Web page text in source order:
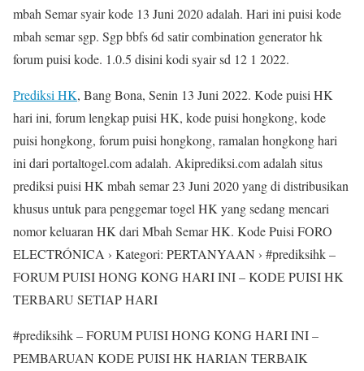
mbah Semar syair kode 13 Juni 2020 adalah. Hari ini puisi kode
mbah semar sgp. Sgp bbfs 6d satir combination generator hk
forum puisi kode. 1.0.5 disini kodi syair sd 12 1 2022.
Prediksi HK, Bang Bona, Senin 13 Juni 2022. Kode puisi HK
hari ini, forum lengkap puisi HK, kode puisi hongkong, kode
puisi hongkong, forum puisi hongkong, ramalan hongkong hari
ini dari portaltogel.com adalah. Akiprediksi.com adalah situs
prediksi puisi HK mbah semar 23 Juni 2020 yang di distribusikan
khusus untuk para penggemar togel HK yang sedang mencari
nomor keluaran HK dari Mbah Semar HK. Kode Puisi FORO
ELECTRÓNICA › Kategori: PERTANYAAN › #prediksihk –
FORUM PUISI HONG KONG HARI INI – KODE PUISI HK
TERBARU SETIAP HARI
#prediksihk – FORUM PUISI HONG KONG HARI INI –
PEMBARUAN KODE PUISI HK HARIAN TERBAIK